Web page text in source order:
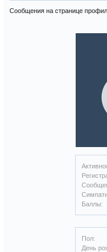
Баллы:
Пол:
День
Сообщения на странице